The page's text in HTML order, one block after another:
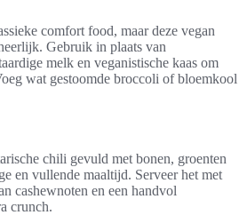
comfort food, maar deze vegan
Gebruik in plaats van
melk en veganistische kaas om
wat gestoomde broccoli of bloemkool
chili gevuld met bonen, groenten
en vullende maaltijd. Serveer het met
cashewnoten en een handvol
crunch.